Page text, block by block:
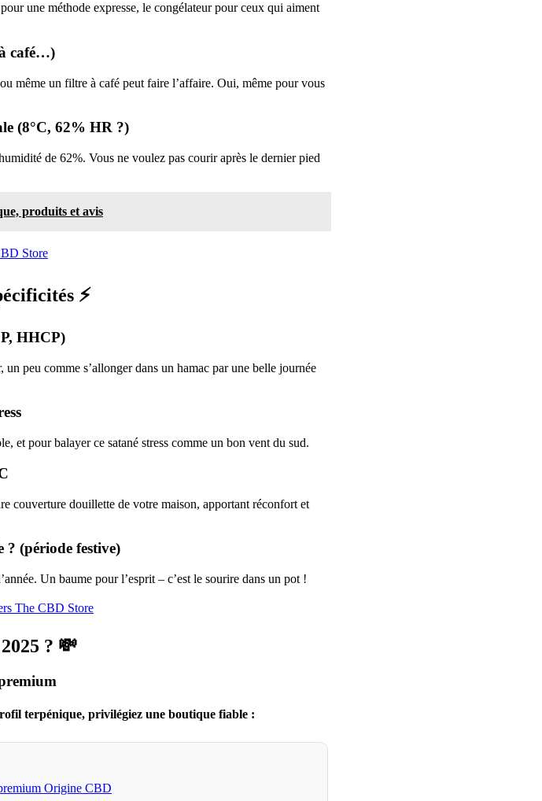
une méthode expresse, le congélateur pour ceux qui aiment
café…)
même un filtre à café peut faire l’affaire. Oui, même pour vous
(8°C, 62% HR ?)
de 62%. Vous ne voulez pas courir après le dernier pied
produits et avis
Store
⚡
HHCP)
peu comme s’allonger dans un hamac par une belle journée
et pour balayer ce satané stress comme un bon vent du sud.
couverture douillette de votre maison, apportant réconfort et
? (période festive)
Un baume pour l’esprit – c’est le sourire dans un pot !
The CBD Store
? 💸
terpénique, privilégiez une boutique fiable :